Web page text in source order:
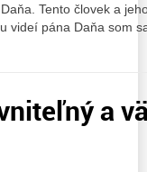
Tento človek a
videí pána Daňa som
a